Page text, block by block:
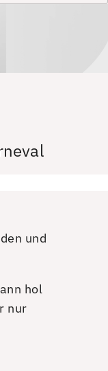
und
hol
nur